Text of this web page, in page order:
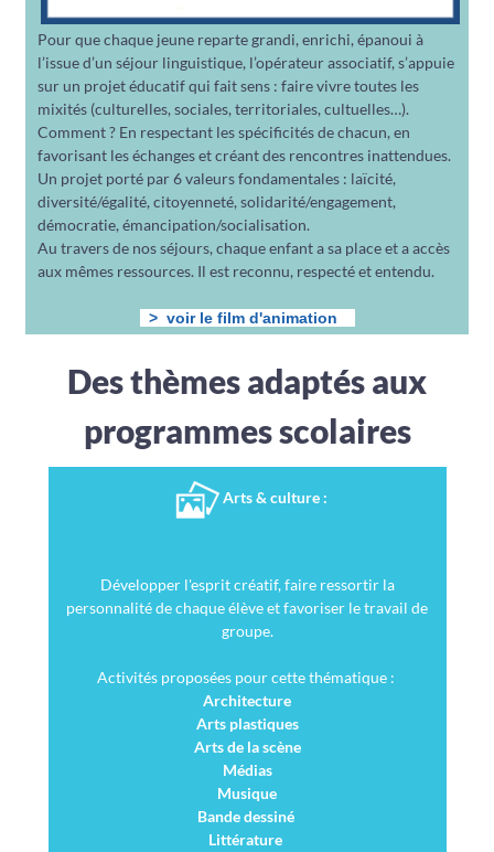
Pour que chaque jeune reparte grandi, enrichi, épanoui à
l’issue d’un séjour linguistique, l’opérateur associatif, s’appuie
sur un projet éducatif qui fait sens : faire vivre toutes les
mixités (culturelles, sociales, territoriales, cultuelles…).
Comment ? En respectant les spécificités de chacun, en
favorisant les échanges et créant des rencontres inattendues.
Un projet porté par 6 valeurs fondamentales : laïcité,
diversité/égalité, citoyenneté, solidarité/engagement,
démocratie, émancipation/socialisation.
Au travers de nos séjours, chaque enfant a sa place et a accès
aux mêmes ressources. Il est reconnu, respecté et entendu.
> voir le film d'animation
Des thèmes adaptés aux
programmes scolaires
Arts & culture :
Développer l'esprit créatif, faire ressortir la
personnalité de chaque élève et favoriser le travail de
groupe.
Activités proposées pour cette thématique :
Architecture
Arts plastiques
Arts de la scène
Médias
Musique
Bande dessiné
Littérature